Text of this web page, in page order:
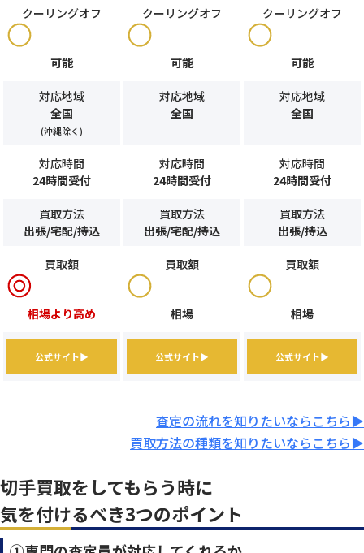
クーリングオフ
可能
クーリングオフ
可能
クーリングオフ
可能
対応地域
全国
(沖縄除く)
対応地域
全国
対応地域
全国
対応時間
24時間受付
対応時間
24時間受付
対応時間
24時間受付
買取方法
出張/宅配/持込
買取方法
出張/宅配/持込
買取方法
出張/持込
買取額
相場より高め
買取額
相場
買取額
相場
公式サイト▶ 公式サイト▶ 公式サイト▶
査定の流れを知りたいならこちら▶
買取方法の種類を知りたいならこちら▶
切手買取をしてもらう時に
気を付けるべき3つのポイント